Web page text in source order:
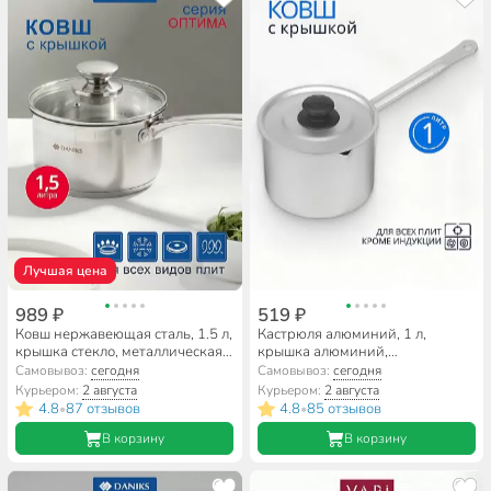
Лучшая цена
989 ₽
Ковш нержавеющая сталь, 1.5 л,
крышка стекло, металлическая
ручка, индукция, Daniks,
Оптима, GS-01201-16SP
Самовывоз:сегодня
Курьером: 2 августа
4.8•87 отзывов
В корзину
519 ₽
Кастрюля алюминий, 1 л,
крышка алюминий,
алюминиевая ручка, Калитва,
14010
Самовывоз: сегодня
Курьером: 2 августа
4.8•85 отзывов
В корзину